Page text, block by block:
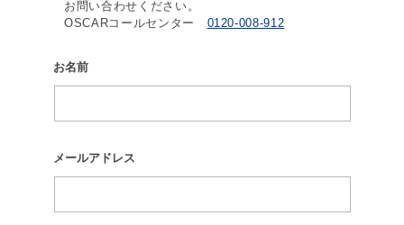
お問い合わせください。
OSCARコールセンター 0120-008-912
お名前
メールアドレス